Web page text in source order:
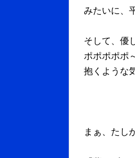
みたいに、
そして、優
ポポポポポ
抱くような
まぁ、たし